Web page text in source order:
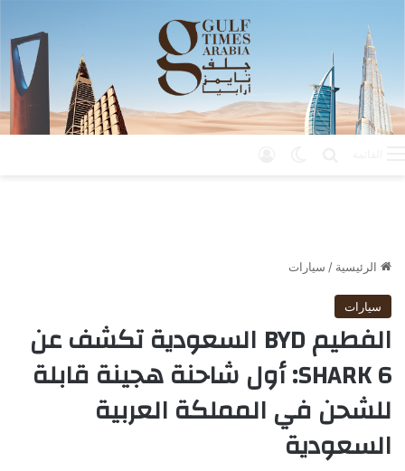
الرئيسية / سيارات
سيارات
الفطيم BYD السعودية تكشف عن
SHARK 6: أول شاحنة هجينة قابلة
للشحن في المملكة العربية
السعودية